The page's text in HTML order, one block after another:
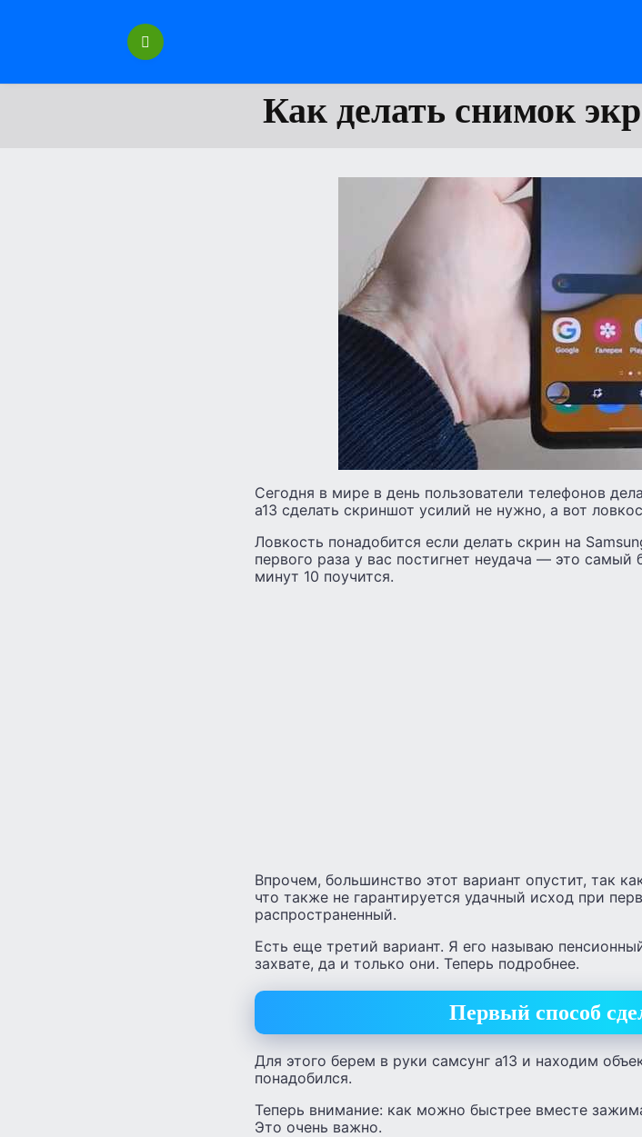
Как делать снимок
Сегодня в мире в день пользователи телефонов
а13 сделать скриншот усилий не нужно, а вот
Ловкость понадобится если делать скрин на
первого раза у вас постигнет неудача — это
минут 10 поучится.
Впрочем, большинство этот вариант опустит, так
что также не гарантируется удачный исход при
распространенный.
Есть еще третий вариант. Я его называю
захвате, да и только они. Теперь подробнее.
Первый способ
Для этого берем в руки самсунг а13 и находим
понадобился.
Теперь внимание: как можно быстрее вместе
Это очень важно.